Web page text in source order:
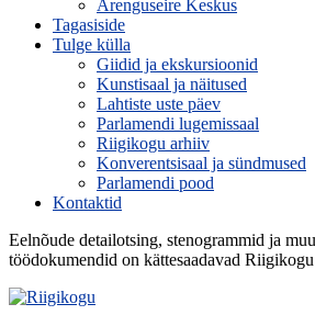
Arenguseire Keskus
Tagasiside
Tulge külla
Giidid ja ekskursioonid
Kunstisaal ja näitused
Lahtiste uste päev
Parlamendi lugemissaal
Riigikogu arhiiv
Konverentsisaal ja sündmused
Parlamendi pood
Kontaktid
Eelnõude detailotsing, stenogrammid ja
töödokumendid on kättesaadavad